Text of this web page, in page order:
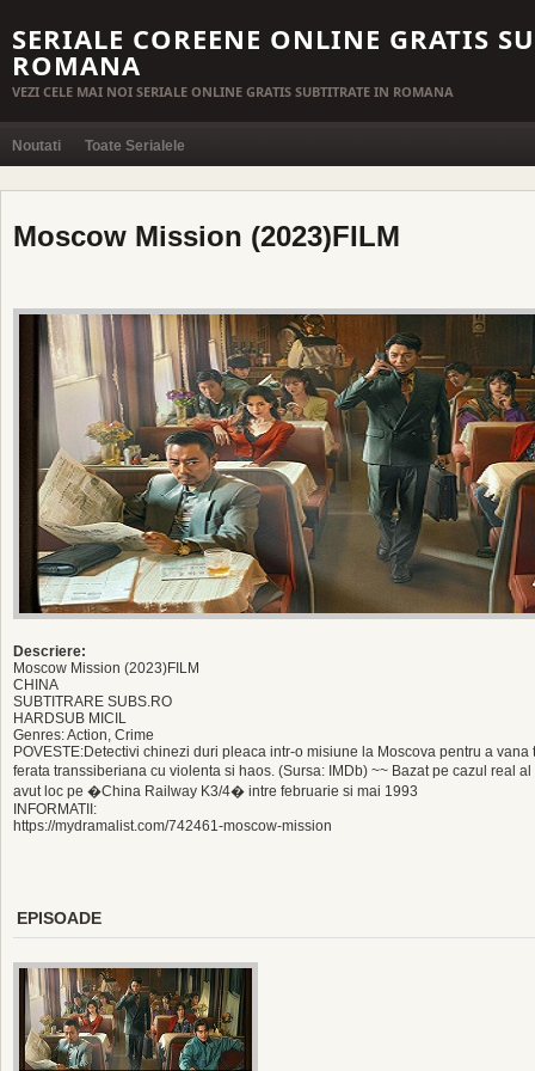
SERIALE COREENE ONLINE GRATIS
ROMANA
VEZI CELE MAI NOI SERIALE ONLINE GRATIS SUBTITRATE IN ROMANA
Noutati Toate Serialele
Moscow Mission (2023)FILM
Descriere:
Moscow Mission (2023)FILM
CHINA
SUBTITRARE SUBS.RO
HARDSUB MICIL
Genres: Action, Crime
POVESTE:Detectivi chinezi duri pleaca intr-o misiune la Moscova pentru a
ferata transsiberiana cu violenta si haos. (Sursa: IMDb) ~~ Bazat pe cazul real
avut loc pe �China Railway K3/4� intre februarie si mai 1993
INFORMATII:
https://mydramalist.com/742461-moscow-mission
EPISOADE